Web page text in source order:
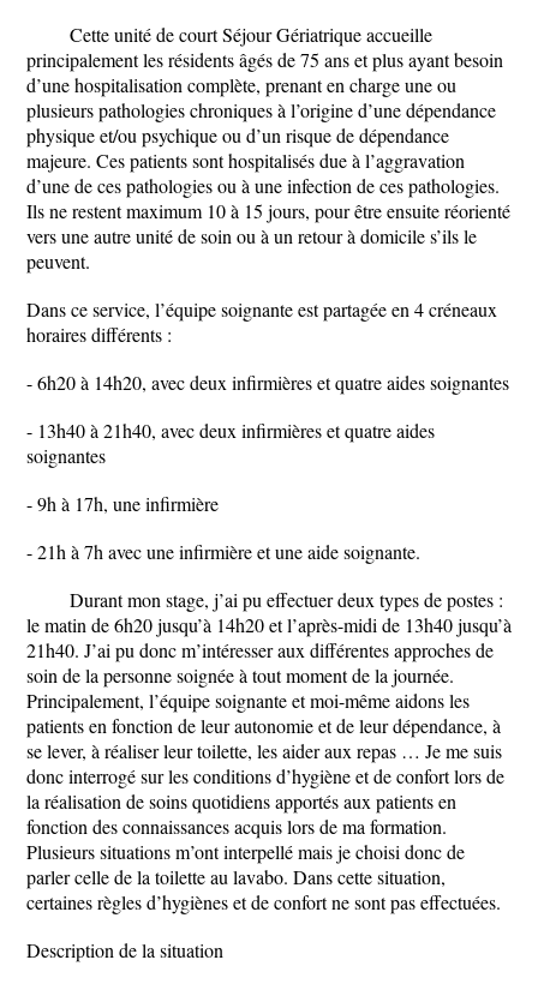
Cette unité de court Séjour Gériatrique accueille
principalement les résidents âgés de 75 ans et plus ayant besoin
d’une hospitalisation complète, prenant en charge une ou
plusieurs pathologies chroniques à l’origine d’une dépendance
physique et/ou psychique ou d’un risque de dépendance
majeure. Ces patients sont hospitalisés due à l’aggravation
d’une de ces pathologies ou à une infection de ces pathologies.
Ils ne restent maximum 10 à 15 jours, pour être ensuite réorienté
vers une autre unité de soin ou à un retour à domicile s’ils le
peuvent.
Dans ce service, l’équipe soignante est partagée en 4 créneaux
horaires différents :
- 6h20 à 14h20, avec deux infirmières et quatre aides soignantes
- 13h40 à 21h40, avec deux infirmières et quatre aides
soignantes
- 9h à 17h, une infirmière
- 21h à 7h avec une infirmière et une aide soignante.
Durant mon stage, j’ai pu effectuer deux types de postes :
le matin de 6h20 jusqu’à 14h20 et l’après-midi de 13h40 jusqu’à
21h40. J’ai pu donc m’intéresser aux différentes approches de
soin de la personne soignée à tout moment de la journée.
Principalement, l’équipe soignante et moi-même aidons les
patients en fonction de leur autonomie et de leur dépendance, à
se lever, à réaliser leur toilette, les aider aux repas … Je me suis
donc interrogé sur les conditions d’hygiène et de confort lors de
la réalisation de soins quotidiens apportés aux patients en
fonction des connaissances acquis lors de ma formation.
Plusieurs situations m’ont interpellé mais je choisi donc de
parler celle de la toilette au lavabo. Dans cette situation,
certaines règles d’hygiènes et de confort ne sont pas effectuées.
Description de la situation